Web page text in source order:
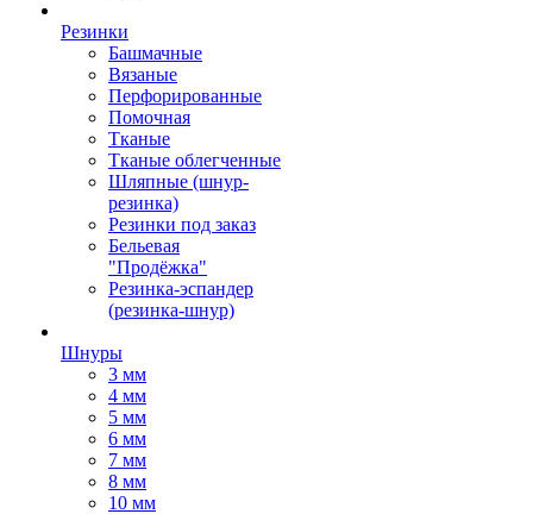
Резинки
Башмачные
Вязаные
Перфорированные
Помочная
Тканые
Тканые облегченные
Шляпные (шнур-
резинка)
Резинки под заказ
Бельевая
"Продёжка"
Резинка-эспандер
(резинка-шнур)
Шнуры
3 мм
4 мм
5 мм
6 мм
7 мм
8 мм
10 мм